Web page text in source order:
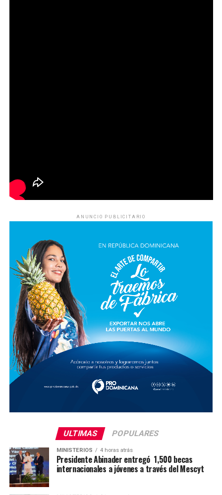
ANUNCIO PUBLICITARIO
ULTIMAS POPULARES
MINISTERIOS 4 horas atrás
Presidente Abinader entregó 1,500 becas
internacionales a jóvenes a través del Mescyt